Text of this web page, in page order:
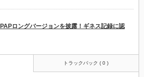
ロングバージョンを披露！ギネス記録に認
トラックバック ( 0 )